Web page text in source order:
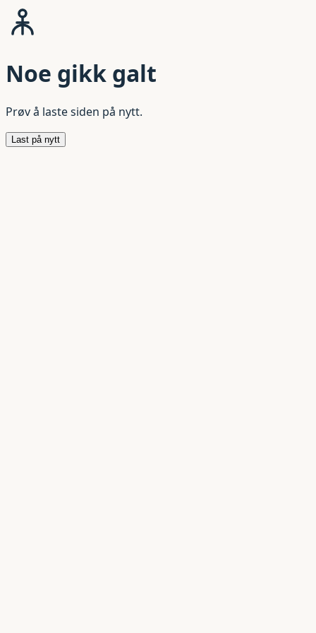
Noe gikk galt
Prøv å laste siden på nytt.
Last på nytt